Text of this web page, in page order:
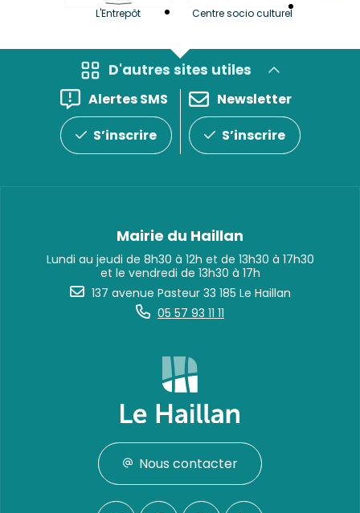
L'Entrepôt Centre socio culturel
D'autres sites utiles
Alertes SMS
S’inscrire
Newsletter
S’inscrire
Mairie du Haillan
Lundi au jeudi de 8h30 à 12h et de 13h30 à 17h30
et le vendredi de 13h30 à 17h
137 avenue Pasteur 33 185 Le Haillan
05 57 93 11 11
Nous contacter